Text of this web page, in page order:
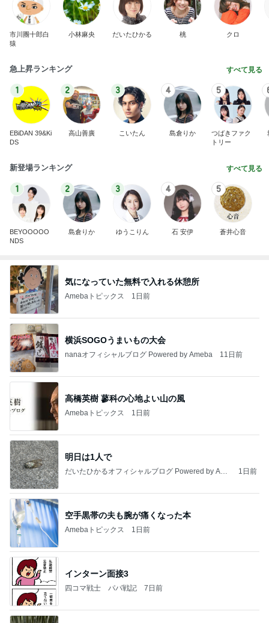
市川團十郎白
猿
小林麻央 だいたひかる 桃 クロ
急上昇ランキング すべて見る
1
EBiDAN 39&Ki
DS
2
高山善廣
3
こいたん
4
島倉りか
5
つばきファク
トリー
新登場ランキング すべて見る
1
BEYOOOOO
NDS
2
島倉りか
3
ゆうこりん
4
石 安伊
5
蒼井心音
気になっていた無料で入れる休憩所
Amebaトピックス 1日前
横浜SOGOうまいもの大会
nanaオフィシャルブログ Powered by Ameba 11日前
高橋英樹 蓼科の心地よい山の風
Amebaトピックス 1日前
明日は1人で
だいたひかるオフィシャルブログ Powered by Ame
1日前
空手黒帯の夫も腕が痛くなった本
Amebaトピックス 1日前
インターン面接3
四コマ戦士 パパ戦記 7日前